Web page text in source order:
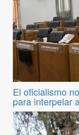
El oficialismo
para interpelar